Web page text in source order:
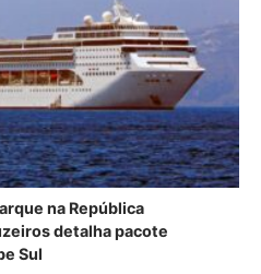
na República
detalha pacote
Sul